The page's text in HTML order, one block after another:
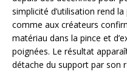
simplicité d’utilisation rend
comme aux créateurs
matériau dans la pince et
poignées. Le résultat
détache du support par son